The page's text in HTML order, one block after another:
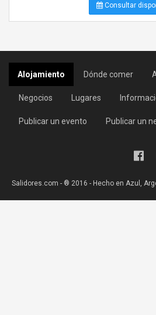
Consultar
Alojamiento Dónde comer
Negocios Lugares
Publicar un evento Publicar un
Salidores.com - ® 2016 - Hecho en Azul,